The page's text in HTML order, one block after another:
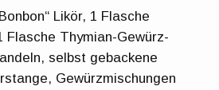
Likör, 1 Flasche
Flasche Thymian-Gewürz-
selbst gebackene
Gewürzmischungen